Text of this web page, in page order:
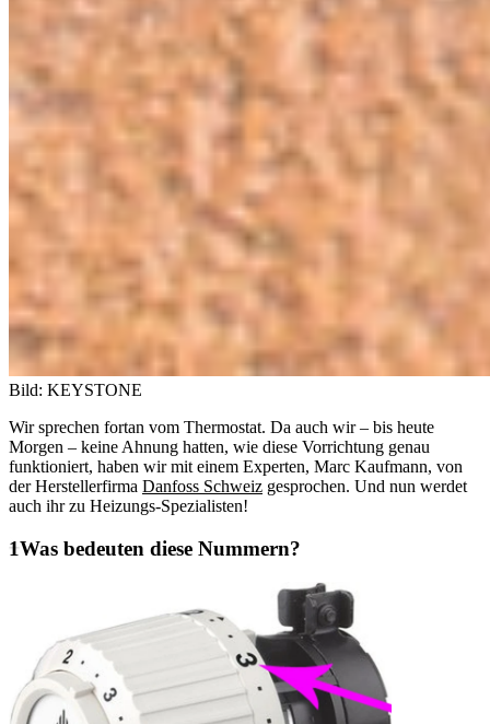
Bild: KEYSTONE
Wir sprechen fortan vom Thermostat. Da auch wir – bis heute
Morgen – keine Ahnung hatten, wie diese Vorrichtung genau
funktioniert, haben wir mit einem Experten, Marc Kaufmann, von
der Herstellerfirma Danfoss Schweiz gesprochen. Und nun werdet
auch ihr zu Heizungs-Spezialisten!
Was bedeuten diese Nummern?